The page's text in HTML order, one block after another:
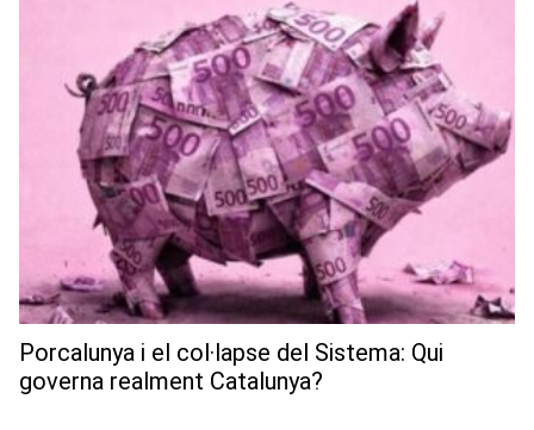
Porcalunya i el col·lapse del Sistema: Qui
governa realment Catalunya?